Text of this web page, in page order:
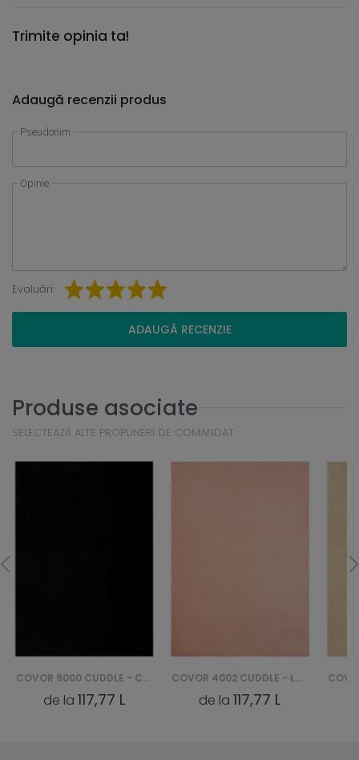
Trimite opinia ta!
Adaugă recenzii produs
Pseudonim
Opinie
Evaluări:
ADAUGĂ RECENZIE
Produse asociate
SELECTEAZĂ ALTE PROPUNERI DE COMANDAT
COVOR 9000 CUDDLE - CZARNY
de la 117,77 L
COVOR 4002 CUDDLE - ŁOSOSIOWY
de la117,77 L